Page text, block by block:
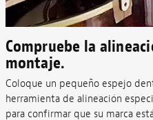
Compruebe la
montaje.
Coloque un pequeño espejo
herramienta de alineación
para confirmar que su marca